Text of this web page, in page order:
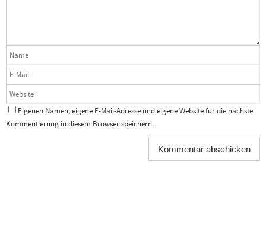
Eigenen Namen, eigene E-Mail-Adresse und eigene Website für die nächste
Kommentierung in diesem Browser speichern.